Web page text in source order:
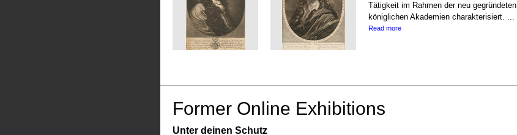
Tätigkeit im Rahmen der neu gegründeten
königlichen Akademien charakterisiert. ...
Read more
Former Online Exhibitions
Unter deinen Schutz